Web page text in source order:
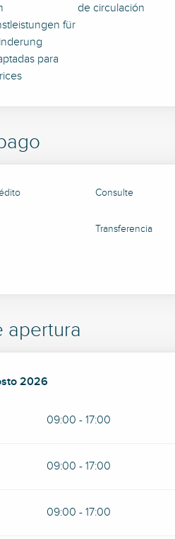
de circulación
für
para
Consulte
Transferencia
apertura
al30 agosto 2026
2026
09:00 - 17:00
09:00 - 17:00
09:00 - 17:00